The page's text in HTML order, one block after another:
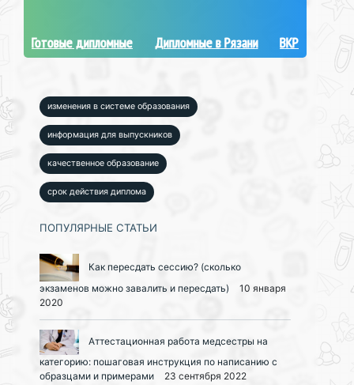
Готовые дипломные Дипломные в Рязани ВКР
изменения в системе образования
информация для выпускников
качественное образование
срок действия диплома
ПОПУЛЯРНЫЕ СТАТЬИ
Как пересдать сессию? (сколько
экзаменов можно завалить и пересдать)
10 января
2020
Аттестационная работа медсестры на
категорию: пошаговая инструкция по написанию с
образцами и примерами
23 сентября 2022